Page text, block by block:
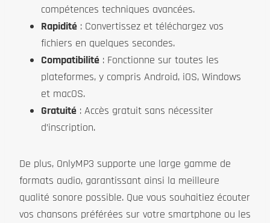
compétences techniques avancées.
Rapidité : Convertissez et téléchargez vos
fichiers en quelques secondes.
Compatibilité : Fonctionne sur toutes les
plateformes, y compris Android, iOS, Windows
et macOS.
Gratuité : Accès gratuit sans nécessiter
d’inscription.
De plus, OnlyMP3 supporte une large gamme de
formats audio, garantissant ainsi la meilleure
qualité sonore possible. Que vous souhaitiez écouter
vos chansons préférées sur votre smartphone ou les